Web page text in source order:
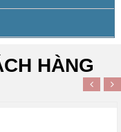
HÀNG